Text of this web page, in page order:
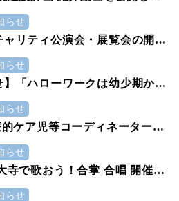
らせ
リティ公演会・展覧会の開催
らせ
】「ハローワークは幼少期から
労の実際～
らせ
的ケア児等コーディネーターフ
らせ
寺で歌おう！合掌 合唱 開催
らせ